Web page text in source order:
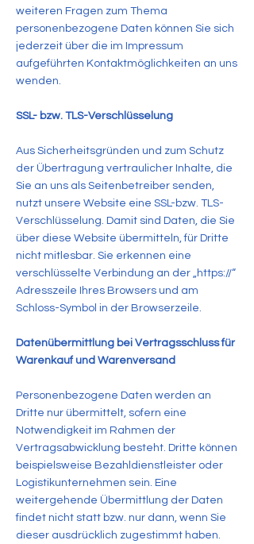
weiteren Fragen zum Thema
personenbezogene Daten können Sie sich
jederzeit über die im Impressum
aufgeführten Kontaktmöglichkeiten an uns
wenden.
SSL- bzw. TLS-Verschlüsselung
Aus Sicherheitsgründen und zum Schutz
der Übertragung vertraulicher Inhalte, die
Sie an uns als Seitenbetreiber senden,
nutzt unsere Website eine SSL-bzw. TLS-
Verschlüsselung. Damit sind Daten, die Sie
über diese Website übermitteln, für Dritte
nicht mitlesbar. Sie erkennen eine
verschlüsselte Verbindung an der „https://“
Adresszeile Ihres Browsers und am
Schloss-Symbol in der Browserzeile.
Datenübermittlung bei Vertragsschluss für
Warenkauf und Warenversand
Personenbezogene Daten werden an
Dritte nur übermittelt, sofern eine
Notwendigkeit im Rahmen der
Vertragsabwicklung besteht. Dritte können
beispielsweise Bezahldienstleister oder
Logistikunternehmen sein. Eine
weitergehende Übermittlung der Daten
findet nicht statt bzw. nur dann, wenn Sie
dieser ausdrücklich zugestimmt haben.